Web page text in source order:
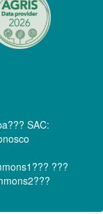
SAC:
???